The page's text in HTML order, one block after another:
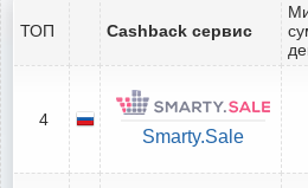
ТОП Cashback сервис
4
Smarty.Sale